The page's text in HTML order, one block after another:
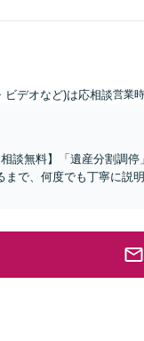
ビデオなど)は応相談営業
談無料】「遺産分割調
で、何度でも丁寧に説